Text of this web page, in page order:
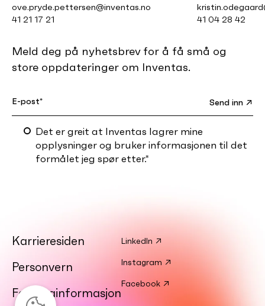
ove.pryde.pettersen@inventas.no
41 21 17 21
41 04 28 42
Meld deg på nyhetsbrev for å få små og
store oppdateringer om Inventas.
Det er greit at Inventas lagrer mine
opplysninger og bruker informasjonen til det
formålet jeg spør etter.*
Karrieresiden
Personvern
Fakturainformasjon
LinkedIn ↗
Instagram ↗
Facebook ↗